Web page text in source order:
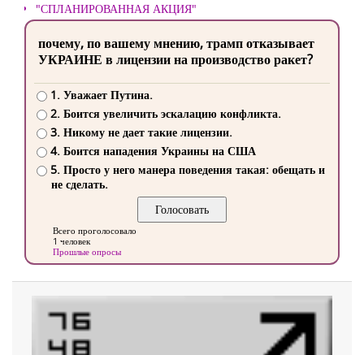
"СПЛАНИРОВАННАЯ АКЦИЯ"
почему, по вашему мнению, трамп отказывает
УКРАИНЕ в лицензии на производство ракет?
1. Уважает Путина.
2. Боится увеличить эскалацию конфликта.
3. Никому не дает такие лицензии.
4. Боится нападения Украины на США
5. Просто у него манера поведения такая: обещать и
не сделать.
Всего проголосовало
1 человек
Прошлые опросы